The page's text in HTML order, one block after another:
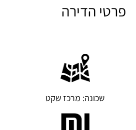
פרטי הדירה
שכונה: מרכז שקט